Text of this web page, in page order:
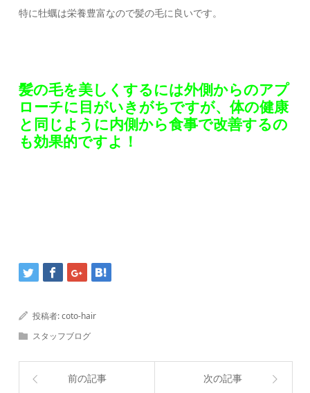
特に牡蠣は栄養豊富なので髪の毛に良いです。
髪の毛を美しくするには外側からのアプ
ローチに目がいきがちですが、体の健康
と同じように内側から食事で改善するの
も効果的ですよ！
投稿者:coto-hair
スタッフブログ
前の記事 次の記事